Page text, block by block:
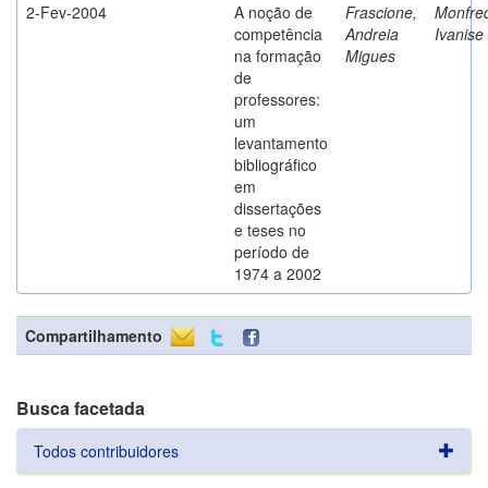
2-Fev-2004
A noção de
competência
na formação
de
professores:
um
levantamento
bibliográfico
em
dissertações
e teses no
período de
1974 a 2002
Frascione,
Andreia
Migues
Ivanise
Compartilhamento
Busca facetada
Todos contribuidores